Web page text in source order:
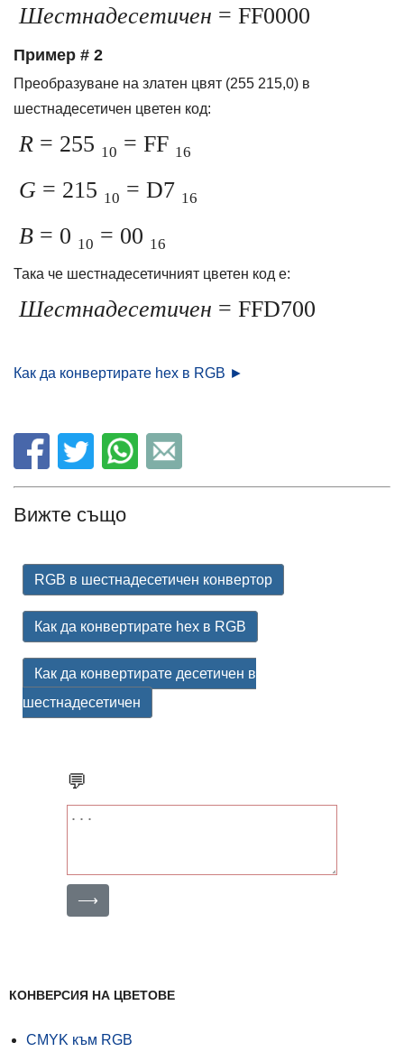
Шестнадесетичен = FF0000
Пример # 2
Преобразуване на златен цвят (255 215,0) в
шестнадесетичен цветен код:
R = 255 10 = FF 16
G = 215 10 = D7 16
B = 0 10 = 00 16
Така че шестнадесетичният цветен код е:
Шестнадесетичен = FFD700
Как да конвертирате hex в RGB ►
Вижте също
RGB в шестнадесетичен конвертор
Как да конвертирате hex в RGB
Как да конвертирате десетичен в
шестнадесетичен
💬
⟶
КОНВЕРСИЯ НА ЦВЕТОВЕ
CMYK към RGB